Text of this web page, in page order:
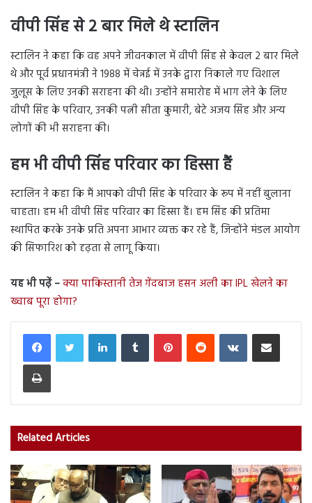
वीपी सिंह से 2 बार मिले थे स्टालिन
स्टालिन ने कहा कि वह अपने जीवनकाल में वीपी सिंह से केवल 2 बार मिले
थे और पूर्व प्रधानमंत्री ने 1988 में चेन्नई में उनके द्वारा निकाले गए विशाल
जुलूस के लिए उनकी सराहना की थी। उन्होंने समारोह में भाग लेने के लिए
वीपी सिंह के परिवार, उनकी पत्नी सीता कुमारी, बेटे अजय सिंह और अन्य
लोगों की भी सराहना की।
हम भी वीपी सिंह परिवार का हिस्सा हैं
स्टालिन ने कहा कि मैं आपको वीपी सिंह के परिवार के रूप में नहीं बुलाना
चाहता। हम भी वीपी सिंह परिवार का हिस्सा हैं। हम सिंह की प्रतिमा
स्थापित करके उनके प्रति अपना आभार व्यक्त कर रहे हैं, जिन्होंने मंडल आयोग
की सिफारिश को दृढ़ता से लागू किया।
यह भी पढ़ें –क्या पाकिस्तानी तेज गेंदबाज हसन अली का IPL खेलने का
ख्वाब पूरा होगा?
LinkedInTumblr PinterestReddit VKontakteShare via Email
Print
Related Articles